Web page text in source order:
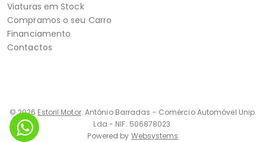
Viaturas em Stock
Compramos o seu Carro
Financiamento
Contactos
© 2026 Estoril Motor. António Barradas - Comércio Automóvel Unip.
Lda - NIF: 506878023.
Powered by Websystems